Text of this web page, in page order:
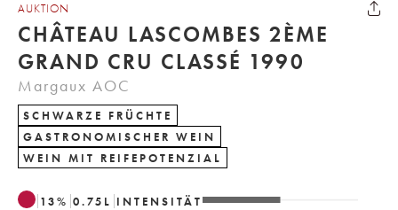
AUKTION
CHÂTEAU LASCOMBES 2ÈME
GRAND CRU CLASSÉ 1990
Margaux AOC
SCHWARZE FRÜCHTE
GASTRONOMISCHER WEIN
WEIN MIT REIFEPOTENZIAL
13% 0.75 L INTENSITÄT